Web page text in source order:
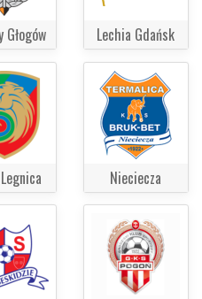
Głogów Lechia Gdańsk
Nieciecza